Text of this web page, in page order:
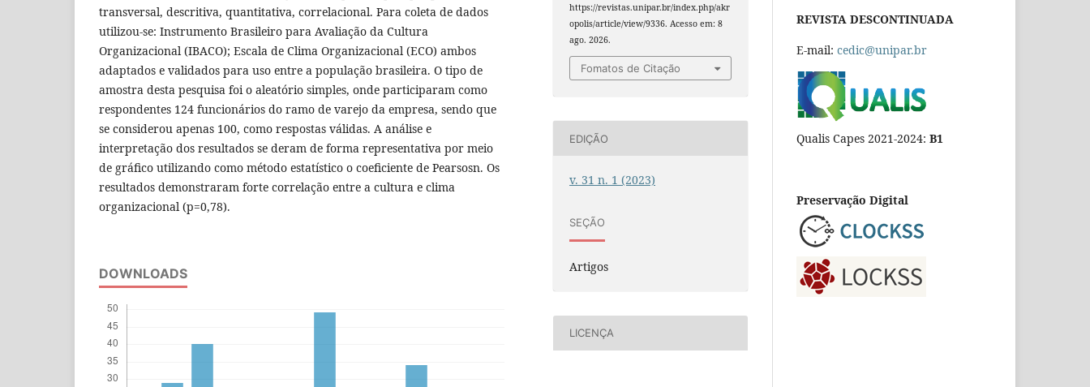
transversal, descritiva, quantitativa, correlacional. Para coleta de dados
utilizou-se: Instrumento Brasileiro para Avaliação da Cultura
Organizacional (IBACO); Escala de Clima Organizacional (ECO) ambos
adaptados e validados para uso entre a população brasileira. O tipo de
amostra desta pesquisa foi o aleatório simples, onde participaram como
respondentes 124 funcionários do ramo de varejo da empresa, sendo que
se considerou apenas 100, como respostas válidas. A análise e
interpretação dos resultados se deram de forma representativa por meio
de gráfico utilizando como método estatístico o coeficiente de Pearsosn. Os
resultados demonstraram forte correlação entre a cultura e clima
organizacional (p=0,78).
DOWNLOADS
https://revistas.unipar.br/index.php/akr
opolis/article/view/9336. Acesso em: 8
ago. 2026.
Fomatos de Citação
EDIÇÃO
v. 31 n. 1 (2023)
SEÇÃO
Artigos
LICENÇA
REVISTA DESCONTINUADA
E-mail: cedic@unipar.br
Qualis Capes 2021-2024: B1
Preservação Digital